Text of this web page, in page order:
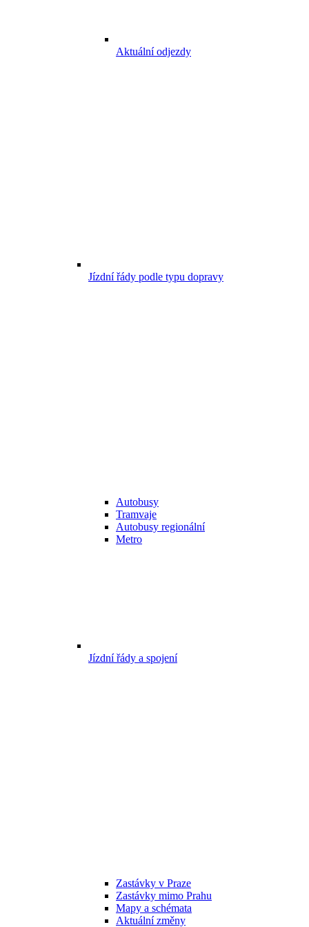
Aktuální odjezdy
Jízdní řády podle typu dopravy
Autobusy
Tramvaje
Autobusy regionální
Metro
Jízdní řády a spojení
Zastávky v Praze
Zastávky mimo Prahu
Mapy a schémata
Aktuální změny